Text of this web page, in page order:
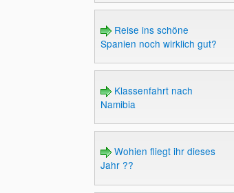
Reise ins schöne
Spanien noch wirklich gut?
Klassenfahrt nach
Namibia
Wohien fliegt ihr dieses
Jahr ??